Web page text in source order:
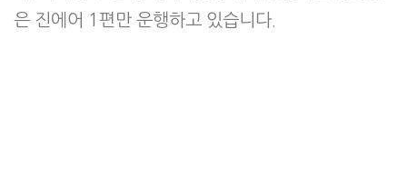
은 진에어 1편만 운행하고 있습니다.